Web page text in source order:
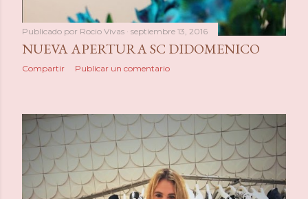
Publicado por Rocio Vivas septiembre 13, 2016
NUEVA APERTURA SC DIDOMENICO
Compartir Publicar un comentario